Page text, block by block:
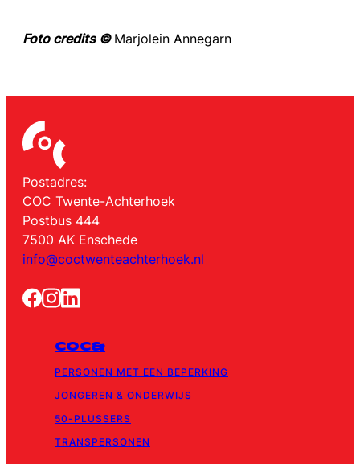
Foto credits © Marjolein Annegarn
Postadres:
COC Twente-Achterhoek
Postbus 444
7500 AK Enschede
info@coctwenteachterhoek.nl
COC&
PERSONEN MET EEN BEPERKING
JONGEREN & ONDERWIJS
50-PLUSSERS
TRANSPERSONEN